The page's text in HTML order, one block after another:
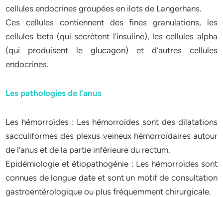
cellules endocrines groupées en ilots de Langerhans.
Ces cellules contiennent des fines granulations, les
cellules beta (qui secrètent l’insuline), les cellules alpha
(qui produisent le glucagon) et d’autres cellules
endocrines.
Les pathologies de l’anus
Les hémorroïdes : Les hémorroïdes sont des dilatations
sacculiformes des plexus veineux hémorroïdaires autour
de l’anus et de la partie inférieure du rectum.
Epidémiologie et étiopathogénie : Les hémorroïdes sont
connues de longue date et sont un motif de consultation
gastroentérologique ou plus fréquemment chirurgicale.